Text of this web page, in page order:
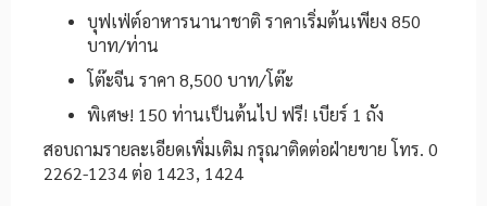
บุฟเฟ่ต์อาหารนานาชาติ ราคาเริ่มต้นเพียง 850
บาท/ท่าน
โต๊ะจีน ราคา 8,500 บาท/โต๊ะ
พิเศษ! 150 ท่านเป็นต้นไป ฟรี! เบียร์ 1 ถัง
สอบถามรายละเอียดเพิ่มเติม กรุณาติดต่อฝ่ายขาย โทร. 0
2262-1234 ต่อ 1423, 1424